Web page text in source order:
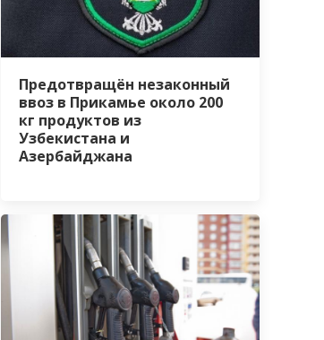
Предотвращён незаконный
ввоз в Прикамье около 200
кг продуктов из
Узбекистана и
Азербайджана